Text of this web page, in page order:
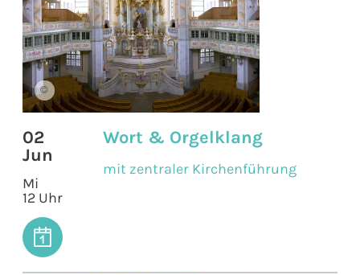
©
02
Jun
Mi
12 Uhr
Wort & Orgelklang
mit zentraler Kirchenführung